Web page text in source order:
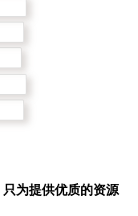
为提供优质的资源